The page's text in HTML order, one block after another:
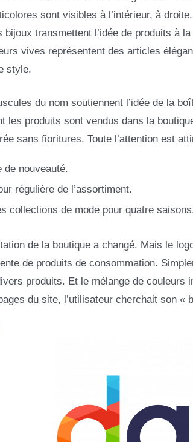
sont visibles à l’intérieur, à
bijoux transmettent l’idée de produits à
vives représentent des articles
style.
du nom soutiennent l’idée de la
les produits sont vendus dans la
sans fioritures. Toute l’attention est
de nouveauté.
régulière de l’assortiment.
collections de mode pour quatre
de la boutique a changé. Mais le
de produits de consommation.
produits. Et le mélange de couleurs
du site, l’utilisateur cherchait son «